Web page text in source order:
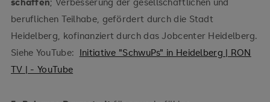
beruflichen Teilhabe, gefördert durch die Stadt
Heidelberg, kofinanziert durch das Jobcenter Heidelberg.
Siehe YouTube: Initiative "SchwuPs" in Heidelberg | RON
TV | - YouTube